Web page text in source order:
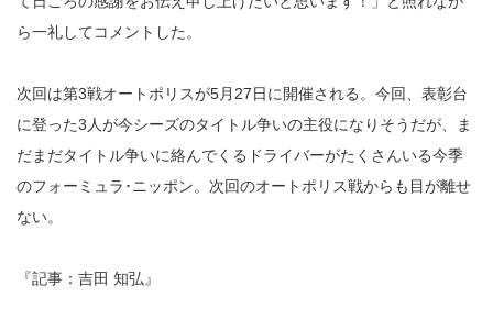
ら一礼してコメントした。
次回は第3戦オートポリスが5月27日に開催される。今回、表彰台
に登った3人が今シーズのタイトル争いの主役になりそうだが、ま
だまだタイトル争いに絡んでくるドライバーがたくさんいる今季
のフォーミュラ･ニッポン。次回のオートポリス戦からも目が離せ
ない。
『記事：吉田 知弘』